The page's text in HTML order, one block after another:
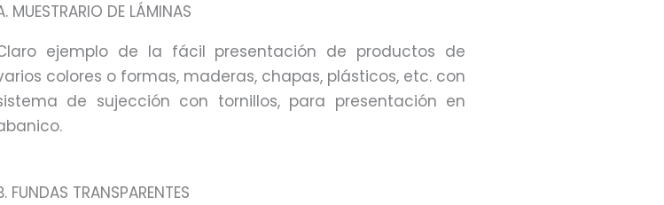
MUESTRARIO DE LÁMINAS
ejemplo de la fácil presentación de productos de
colores o formas, maderas, chapas, plásticos, etc. con
de sujección con tornillos, para presentación en
FUNDAS TRANSPARENTES